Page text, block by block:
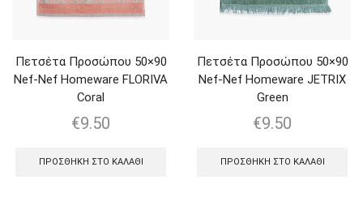
Πετσέτα Προσώπου 50×90
Nef-Nef Homeware FLORIVA
Coral
€9.50
ΠΡΟΣΘΉΚΗ ΣΤΟ ΚΑΛΆΘΙ
Πετσέτα Προσώπου 50×90
Nef-Nef Homeware JETRIX
Green
€9.50
ΠΡΟΣΘΉΚΗ ΣΤΟ ΚΑΛΆΘΙ